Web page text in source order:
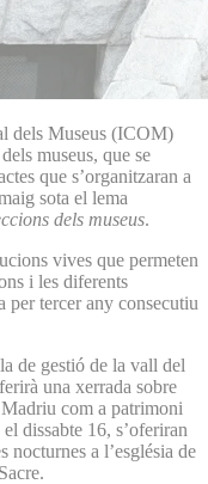
dels Museus (ICOM)
museus, que se
que s’organitzaran a
sota el lema
dels museus.
vives que permeten
i les diferents
per tercer any consecutiu
de gestió de la vall del
una xerrada sobre
com a patrimoni
dissabte 16, s’oferiran
a l’església de